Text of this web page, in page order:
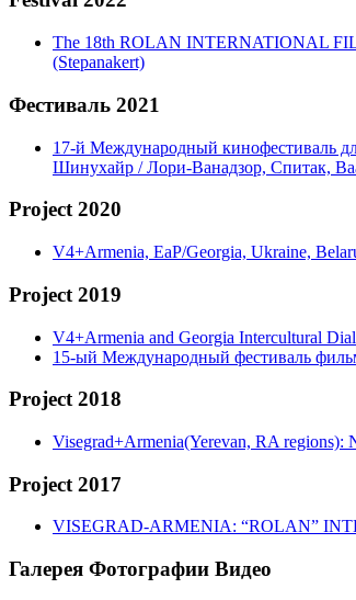
The 18th ROLAN INTERNATIONAL
(Stepanakert)
Фестиваль 2021
17-й Международный кинофестиваль
Шинухайр / Лори-Ванадзор, Спитак,
Project 2020
V4+Armenia, EaP/Georgia, Ukraine,
Project 2019
V4+Armenia and Georgia Intercultural
15-ый Международный фестиваль
Project 2018
Visegrad+Armenia(Yerevan, RA
Project 2017
VISEGRAD-ARMENIA: “ROLAN”
Галерея Фотографии Видео